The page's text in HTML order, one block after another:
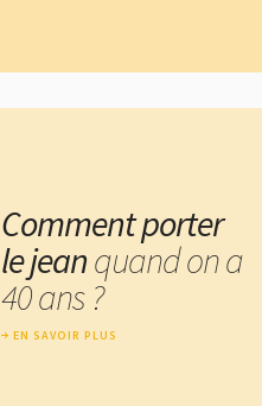
Comment porter
le jeanquand on a
40 ans ?
EN SAVOIR PLUS